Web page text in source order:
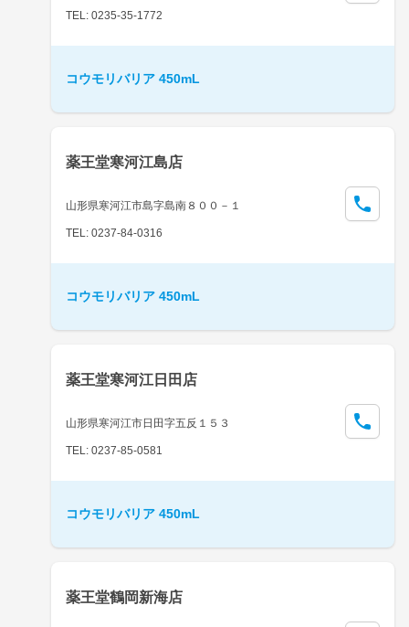
TEL: 0235-35-1772
コウモリバリア 450mL
薬王堂寒河江島店
山形県寒河江市島字島南８００－１
TEL: 0237-84-0316
コウモリバリア 450mL
薬王堂寒河江日田店
山形県寒河江市日田字五反１５３
TEL: 0237-85-0581
コウモリバリア 450mL
薬王堂鶴岡新海店